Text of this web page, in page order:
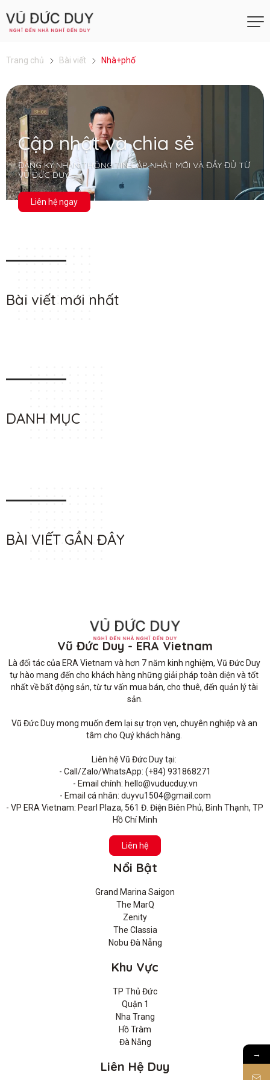
Trang chủ Bài viết Nhà+phố
Cập nhật và chia sẻ
ĐĂNG KÝ NHẬN THÔNG TIN CẬP NHẬT MỚI VÀ ĐẦY ĐỦ TỪ
VŨ ĐỨC DUY
Liên hệ ngay
Bài viết mới nhất
DANH MỤC
BÀI VIẾT GẦN ĐÂY
Vũ Đức Duy - ERA Vietnam
Là đối tác của ERA Vietnam và hơn 7 năm kinh nghiệm, Vũ Đức Duy
tự hào mang đến cho khách hàng những giải pháp toàn diện và tốt
nhất về bất động sản, từ tư vấn mua bán, cho thuê, đến quản lý tài
sản.
Vũ Đức Duy mong muốn đem lại sự trọn vẹn, chuyên nghiệp và an
tâm cho Quý khách hàng.
Liên hệ Vũ Đức Duy tại:
- Call/Zalo/WhatsApp: (+84) 931868271
- Email chính: hello@vuducduy.vn
- Email cá nhân: duyvu1504@gmail.com
- VP ERA Vietnam: Pearl Plaza, 561 Đ. Điện Biên Phủ, Bình Thạnh, TP
Hồ Chí Minh
Liên hệ
Nổi Bật
Grand Marina Saigon
The MarQ
Zenity
The Classia
Nobu Đà Nẵng
Khu Vực
TP Thủ Đức
Quận 1
Nha Trang
Hồ Tràm
Đà Nẵng
Liên Hệ Duy
→